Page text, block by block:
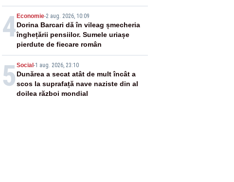
apa fluviului - IMAGINI AERIENE
4 Economie-2 aug. 2026, 10:09
Dorina Barcari dă în vileag șmecheria
înghețării pensiilor. Sumele uriașe
pierdute de fiecare român
5 Social -1 aug. 2026, 23:10
Dunărea a secat atât de mult încât a
scos la suprafață nave naziste din al
doilea război mondial